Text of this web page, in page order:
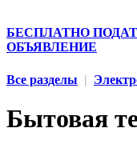
БЕСПЛАТНО
ОБЪЯВЛЕНИЕ
Все разделы |
Бытовая